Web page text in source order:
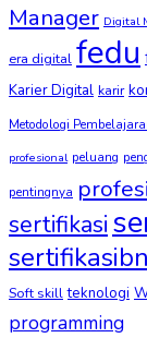
Manager Digital
era digital fedu
Karier Digital karir
Metodologi
profesional peluang
pentingnya
sertifikasi
Soft skill teknologi
programming